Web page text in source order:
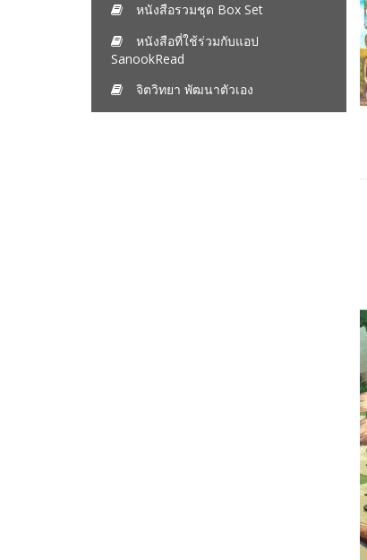
หนังสือรวมชุด Box Set
หนังสือที่ใช้ร่วมกับแอป
SanookRead
จิตวิทยา พัฒนาตัวเอง